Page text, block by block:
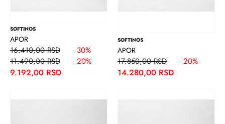
SOFTINOS
APOR
16.410,00 RSD
- 30%
11.490,00 RSD
- 20%
9.192,00 RSD
SOFTINOS
APOR
17.850,00 RSD - 20%
14.280,00 RSD